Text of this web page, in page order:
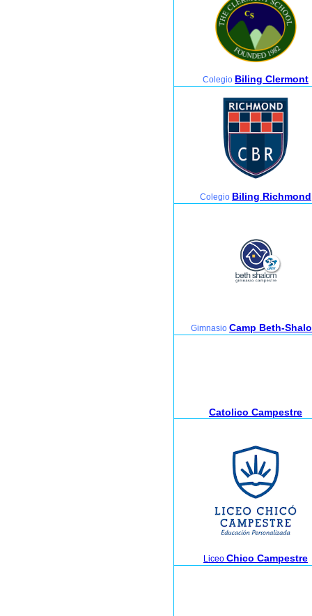
Colegio Biling Clermont
Colegio Biling Richmond
Gimnasio Camp Beth-
Catolico Campestre
Liceo Chico Campestre